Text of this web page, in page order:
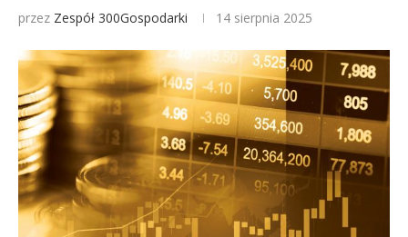
przez Zespół 300Gospodarki 14 sierpnia 2025